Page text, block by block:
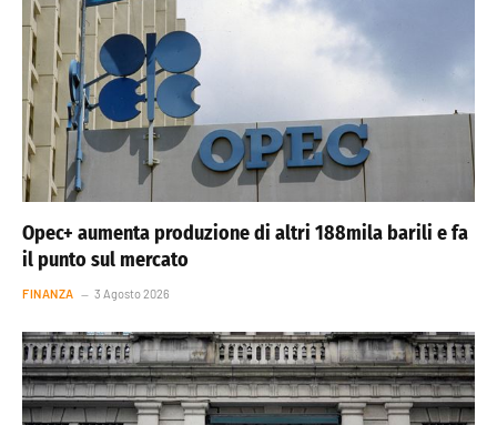
Opec+ aumenta produzione di altri 188mila barili e fa
il punto sul mercato
FINANZA 3 Agosto 2026